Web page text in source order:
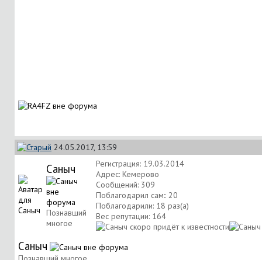
24.05.2017, 13:59
Саныч
Познавший
многое
Регистрация: 19.03.2014
Адрес: Кемерово
Сообщений: 309
Поблагодарил сам:: 20
Поблагодарили: 18 раз(а)
Вес репутации: 164
Саныч